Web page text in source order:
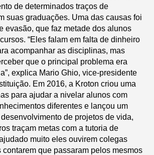
de determinados traços de
suas graduações. Uma das causas foi
evasão, que faz metade dos alunos
“Eles falam em falta de dinheiro
acompanhar as disciplinas, mas
que o principal problema era
explica Mario Ghio, vice-presidente
Em 2016, a Kroton criou uma
para ajudar a nivelar alunos com
diferentes e lançou um
de projetos de vida,
traçam metas com a tutoria de
muito eles ouvirem colegas
contarem que passaram pelos mesmos